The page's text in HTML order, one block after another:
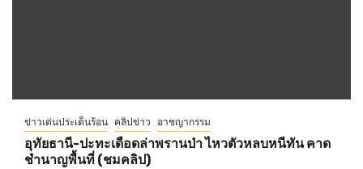
ข่าวเด่นประเด็นร้อน คลิปข่าว อาชญากรรม
อุทัยธานี-ปะทะเดือดล่าพรานป่า ไหวตัวหลบหนีทัน คาด
ชำนาญพื้นที่ (ชมคลิป)